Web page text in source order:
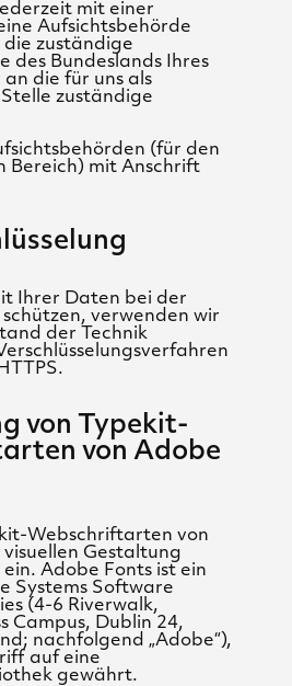
mit einer
Aufsichtsbehörde
die zuständige
des Bundeslands Ihres
die für uns als
zuständige
(für den
Bereich) mit Anschrift
Ihrer Daten bei der
verwenden wir
der Technik
von Typekit-
von Adobe
Webschriftarten von
Gestaltung
Adobe Fonts ist ein
Systems Software
(4-6 Riverwalk,
Campus, Dublin 24,
nachfolgend „Adobe“),
auf eine
gewährt.